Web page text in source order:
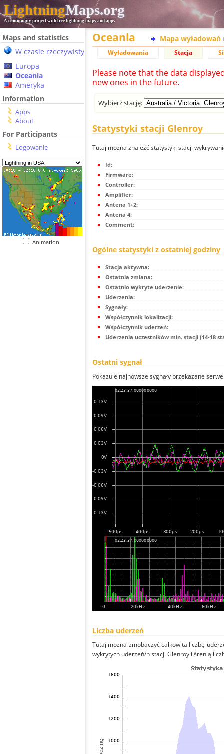
LightningMaps.org
A community project with free lightning maps and apps
Maps and statistics
W czasie rzeczywistym
Europa
Oceania
Ameryka
Information
Apps
About
For Participants
Logowanie
Animation
Oceania Mapa wyładowań
Wyładowania Stacja
Please note that the data
new ones in the future.
Wybierz stację:
Statystyki stacji Glenroy
Tutaj można znaleźć statystyki stacji
Id:
Firmware:
Controller:
Amplifier:
Antena 1+2:
Antena 4:
Comment:
Ogólne statystyki z ostatniej godziny
Stacja aktywna:
Ostatnia zmiana:
Ostatnio wykryte uderzenie:
Uderzenia:
Sygnały:
Współczynnik lokalizacji:
Współczynnik uderzeń:
Uderzenia uczestników min. stacji (14-18
Ostatni sygnał
Pokazuje najnowsze sygnały przekazane
Liczba uderzeń
Tutaj można zmobaczyć całkowitą liczbę
wykrytych uderzeń/h stacji Glenroy i śrenią